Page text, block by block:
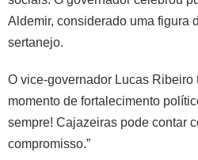
Aldemir, considerado uma figura
sertanejo.
O vice-governador Lucas Ribeiro
momento de fortalecimento
sempre! Cajazeiras pode contar
compromisso.”